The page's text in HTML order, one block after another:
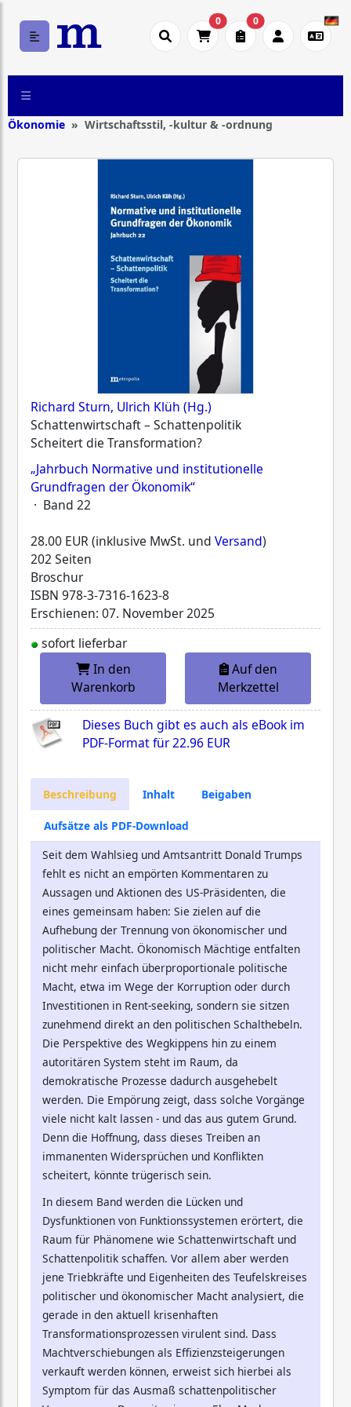
0 0
Ökonomie Wirtschaftsstil, -kultur & -ordnung
Richard Sturn, Ulrich Klüh (Hg.)
Schattenwirtschaft – Schattenpolitik
Scheitert die Transformation?
„Jahrbuch Normative und institutionelle
Grundfragen der Ökonomik“
· Band 22
28.00 EUR (inklusive MwSt. und Versand)
202 Seiten
Broschur
ISBN 978-3-7316-1623-8
Erschienen: 07. November 2025
sofort lieferbar
In den
Warenkorb
Auf den
Merkzettel
Dieses Buch gibt es auch als eBook im
PDF-Format für22.96 EUR
Beschreibung Inhalt Beigaben
Aufsätze als PDF-Download
Seit dem Wahlsieg und Amtsantritt Donald Trumps
fehlt es nicht an empörten Kommentaren zu
Aussagen und Aktionen des US-Präsidenten, die
eines gemeinsam haben: Sie zielen auf die
Aufhebung der Trennung von ökonomischer und
politischer Macht. Ökonomisch Mächtige entfalten
nicht mehr einfach überproportionale politische
Macht, etwa im Wege der Korruption oder durch
Investitionen in Rent-seeking, sondern sie sitzen
zunehmend direkt an den politischen Schalthebeln.
Die Perspektive des Wegkippens hin zu einem
autoritären System steht im Raum, da
demokratische Prozesse dadurch ausgehebelt
werden. Die Empörung zeigt, dass solche Vorgänge
viele nicht kalt lassen - und das aus gutem Grund.
Denn die Hoffnung, dass dieses Treiben an
immanenten Widersprüchen und Konflikten
scheitert, könnte trügerisch sein.
In diesem Band werden die Lücken und
Dysfunktionen von Funktionssystemen erörtert, die
Raum für Phänomene wie Schattenwirtschaft und
Schattenpolitik schaffen. Vor allem aber werden
jene Triebkräfte und Eigenheiten des Teufelskreises
politischer und ökonomischer Macht analysiert, die
gerade in den aktuell krisenhaften
Transformationsprozessen virulent sind. Dass
Machtverschiebungen als Effizienzsteigerungen
verkauft werden können, erweist sich hierbei als
Symptom für das Ausmaß schattenpolitischer